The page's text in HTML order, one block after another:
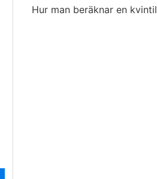
Hur man beräknar en kvintil